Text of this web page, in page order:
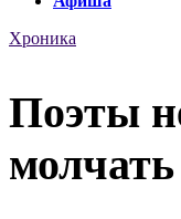
Хроника
Поэты
молчать